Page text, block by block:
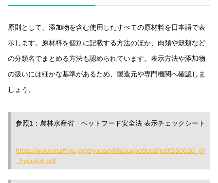
原則として、添加物を含む使用したすべての原材料を日本語で表
示します。原材料を個別に記載する方法のほか、肉類や穀類など
の分類名でまとめる方法も認められています。表示方法や添加物
の扱いには細かな基準があるため、製造元や専門機関へ確認しま
しょう。
参照1：農林水産省 ペットフード安全法 表示チェックシート
https://www.maff.go.jp/j/syouan/tikusui/petfood/pdf/160620_pf
_hyoujick.pdf